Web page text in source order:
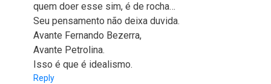
quem doer esse sim, é de rocha…
Seu pensamento não deixa duvida.
Avante Fernando Bezerra,
Avante Petrolina.
Isso é que é idealismo.
Reply